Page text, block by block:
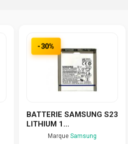
-30%
BATTERIE SAMSUNG S23
LITHIUM 1...
Marque Samsung